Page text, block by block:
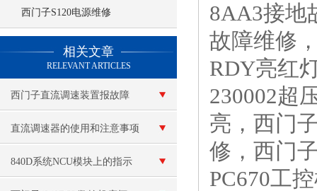
西门子S120电源维修
相关文章
RELEVANT ARTICLES
西门子直流调速装置报故障
直流调速器的使用和注意事项
840D系统NCU模块上的指示
8AA3接地
故障维修
RDY亮红
230002超
亮，西门
修，西门
PC670工